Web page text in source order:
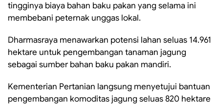
tingginya biaya bahan baku pakan yang selama ini
membebani peternak unggas lokal.
Dharmasraya menawarkan potensi lahan seluas 14.961
hektare untuk pengembangan tanaman jagung
sebagai sumber bahan baku pakan mandiri.
Kementerian Pertanian langsung menyetujui bantuan
pengembangan komoditas jagung seluas 820 hektare